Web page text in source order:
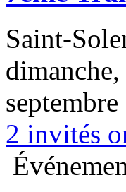
Saint-
2 invités